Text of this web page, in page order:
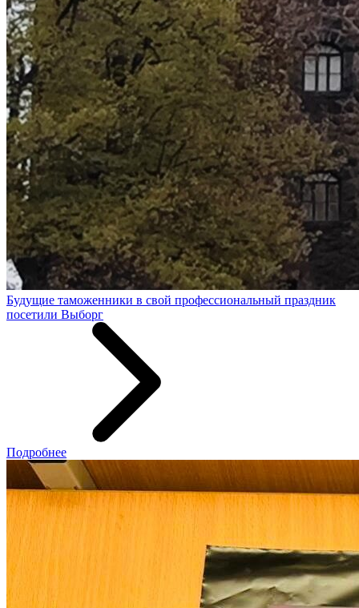
Будущие таможенники в свой профессиональный праздник
посетили Выборг
Подробнее